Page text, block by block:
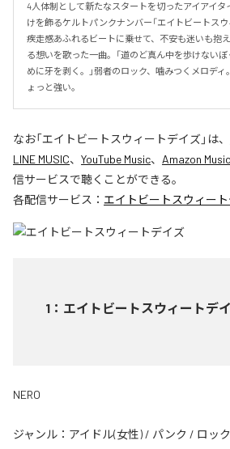
4人体制として新たなスタートを切ったアイアイタ
けを飾るケルトパンクナンバー「エイトビートスウ
疾走感あふれるビートに乗せて、不安も迷いも抱
る想いを歌った一曲。「道のど真ん中を歩けない
めに牙を剥く。」弱者のロック、噛みつくメロデ
ょっと強い。
なお「エイトビートスウィートデイズ」は、
LINE MUSIC、 YouTube Music、 Amazon
信サービスで聴くことができる。
各配信サービス： エイトビートスウィー
1 ： エイトビートスウィートデ
NERO
ジャンル： アイドル(女性) / パンク / ロック